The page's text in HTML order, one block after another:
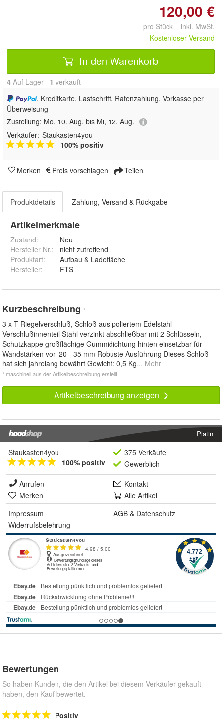
120,00 €
pro Stück inkl. MwSt.
Kostenloser Versand
In den Warenkorb
4 Auf Lager 1 verkauft
, Kreditkarte, Lastschrift, Ratenzahlung, Vorkasse per
Überweisung
Zustellung: Mo, 10. Aug. bis Mi, 12. Aug.
Verkäufer: Staukasten4you
100% positiv
Merken Preis vorschlagen Teilen
Produktdetails Zahlung, Versand & Rückgabe
Artikelmerkmale
Zustand:
Neu
Hersteller Nr.:
nicht zutreffend
Produktart:
Aufbau & Ladefläche
Hersteller: FTS
Kurzbeschreibung *
3 x T-Riegelverschluß, Schloß aus poliertem Edelstahl
Verschlußinnenteil Stahl verzinkt abschließbar mit 2 Schlüsseln,
Schutzkappe großflächige Gummidichtung hinten einsetzbar für
Wandstärken von 20 - 35 mm Robuste Ausführung Dieses Schloß
hat sich jahrelang bewährt Gewicht: 0,5 Kg... Mehr
* maschinell aus der Artikelbeschreibung erstellt
Artikelbeschreibung anzeigen
Platin
Staukasten4you
100% positiv
375 Verkäufe
Gewerblich
Anrufen
Kontakt
Merken
Alle Artikel
Impressum
AGB & Datenschutz
Widerrufsbelehrung
Bewertungen
So haben Kunden, die den Artikel bei diesem Verkäufer gekauft
haben, den Kauf bewertet.
Positiv